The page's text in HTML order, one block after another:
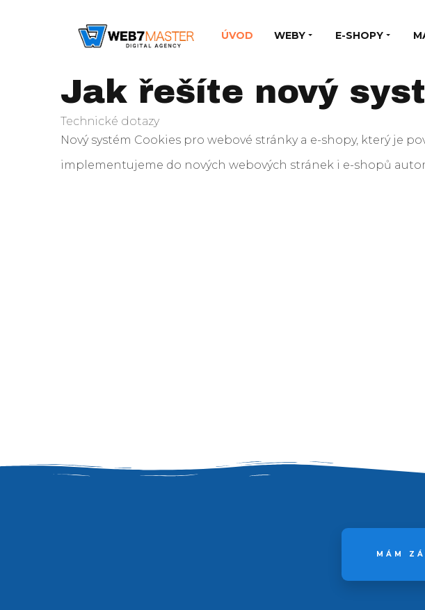
ÚVOD WEBY E-SHOPY
Jak řešíte nový
Technické dotazy
Nový systém Cookies pro webové stránky a e-shopy, který je
implementujeme do nových webových stránek i e-shopů
MÁM